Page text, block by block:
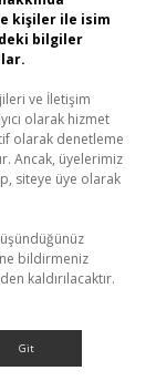
kişiler ile isim
bilgiler
ve İletişim
olarak hizmet
olarak denetleme
Ancak, üyelerimiz
siteye üye olarak
bildirmeniz
kaldırılacaktır.